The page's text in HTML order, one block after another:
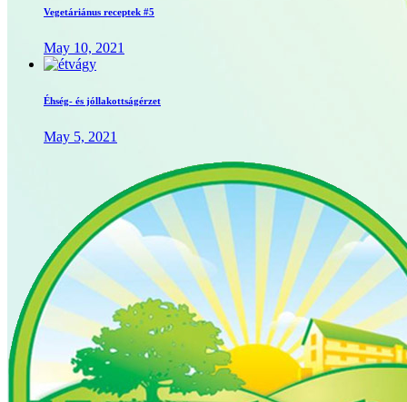
Vegetáriánus receptek #5
May 10, 2021
Éhség- és jóllakottságérzet
May 5, 2021